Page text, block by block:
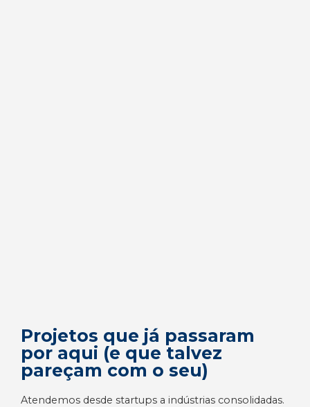
Projetos que já passaram
por aqui (e que talvez
pareçam com o seu)
Atendemos desde startups a indústrias consolidadas.